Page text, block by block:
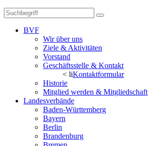
BVF
Wir über uns
Ziele & Aktivitäten
Vorstand
Geschäftsstelle & Kontakt
< liKontaktformular
Historie
Mitglied werden & Mitgliedschaft
Landesverbände
Baden-Württemberg
Bayern
Berlin
Brandenburg